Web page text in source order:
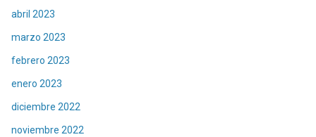
abril 2023
marzo 2023
febrero 2023
enero 2023
diciembre 2022
noviembre 2022